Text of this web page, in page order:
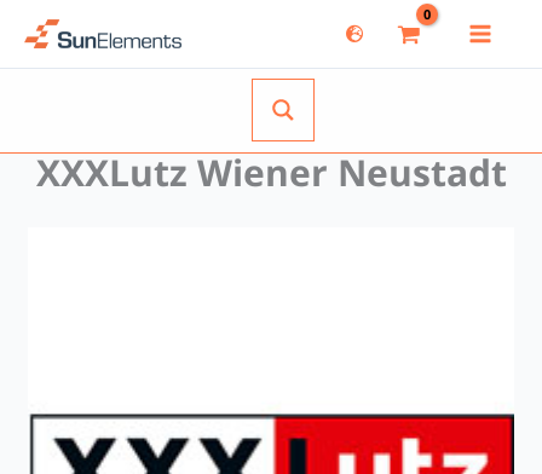
Inhalt
XXXLutz Wiener Neustadt